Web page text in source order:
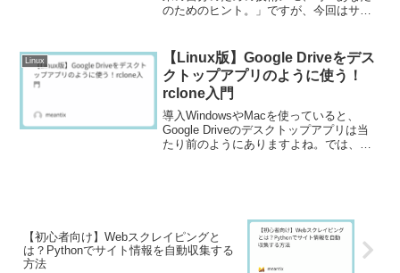
のためのヒント。」ですが、今回はサー
サーバーの構築」に関するヒントです。
自前のWebサーバーに...
Linux
【Linux版】Google Driveをデス
クトップアプリのように使う！
rclone入門
導入WindowsやMacを使っていると、
Google Driveのデスクトップアプリは当
たり前のようにありますよね。では、
【初心者向け】Webスクレイピングと
は？Pythonでサイト情報を自動収集する
方法